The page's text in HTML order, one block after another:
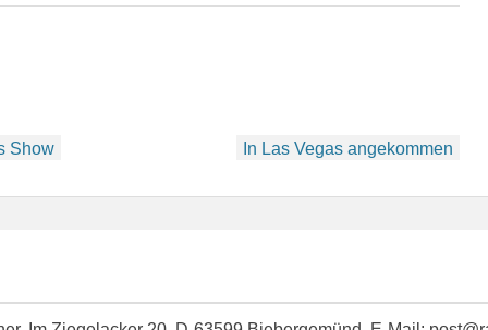
Show In Las Vegas angekommen